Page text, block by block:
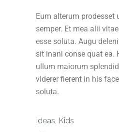
Eum alterum prodesset
semper. Et mea alii
esse soluta. Augu
sit inani conse quat ea.
ullum maiorum
viderer fierent in his
soluta.
Ideas, Kids